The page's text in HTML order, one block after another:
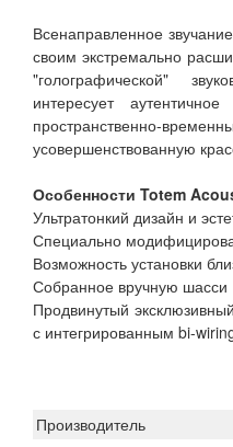
Всенаправленное
своим экстремально
"голографической"
интересует
пространственно-
усовершенствованную
Особенности Totem
Ультратонкий дизайн и
Специально
Возможность установки
Собранное вручную шасси
Продвинутый
с интегрированным bi-
Производитель